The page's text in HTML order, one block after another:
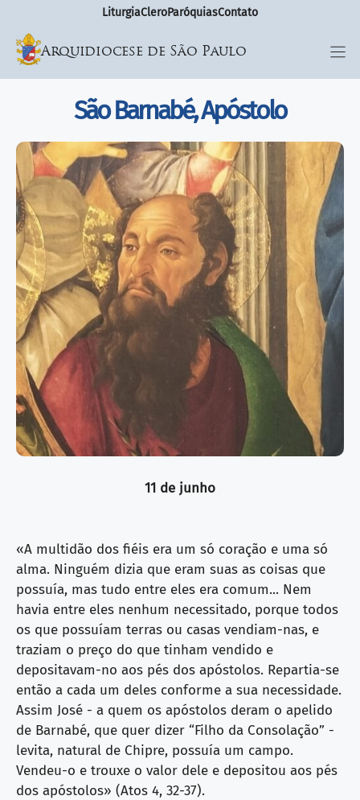
LiturgiaCleroParóquiasContato
Arquidiocese de São Paulo
São Barnabé, Apóstolo
11 de junho
«A multidão dos fiéis era um só coração e uma só
alma. Ninguém dizia que eram suas as coisas que
possuía, mas tudo entre eles era comum... Nem
havia entre eles nenhum necessitado, porque todos
os que possuíam terras ou casas vendiam-nas, e
traziam o preço do que tinham vendido e
depositavam-no aos pés dos apóstolos. Repartia-se
então a cada um deles conforme a sua necessidade.
Assim José - a quem os apóstolos deram o apelido
de Barnabé, que quer dizer “Filho da Consolação” -
levita, natural de Chipre, possuía um campo.
Vendeu-o e trouxe o valor dele e depositou aos pés
dos apóstolos» (Atos 4, 32-37).